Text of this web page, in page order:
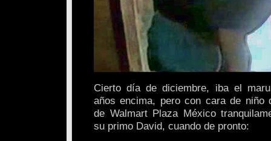
Cierto día de diciembre, iba el
años encima, pero con cara de niño
de Walmart Plaza México
su primo David, cuando de pronto: